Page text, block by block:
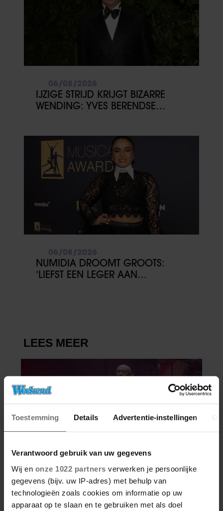
Toestemming Details Advertentie-instellingen
Verantwoord gebruik van uw gegevens
Wij en onze 1022 partners verwerken je persoonlijke
gegevens (bijv. uw IP-adres) met behulp van
technologieën zoals cookies om informatie op uw
apparaat op te slaan en te gebruiken met als doel
IJZIGE STRIJD KRIJGT BIZARRE
WENDING: YVES BERENDSE
NUMIDIA DROOMT GROOTS:
‘LIEFST EEN LEGER AAN